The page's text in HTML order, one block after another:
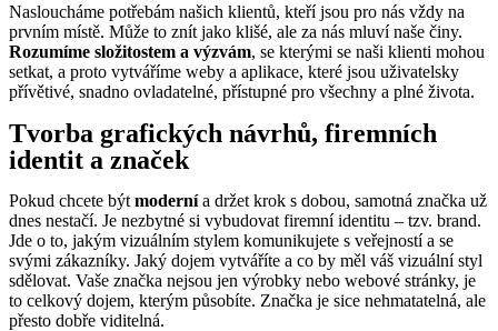
Nasloucháme potřebám našich klientů, kteří jsou pro nás vždy na
prvním místě. Může to znít jako klišé, ale za nás mluví naše činy.
Rozumíme složitostem a výzvám, se kterými se naši klienti mohou
setkat, a proto vytváříme weby a aplikace, které jsou uživatelsky
přívětivé, snadno ovladatelné, přístupné pro všechny a plné života.
Tvorba grafických návrhů, firemních
identit a značek
Pokud chcete být modernía držet krok s dobou, samotná značka už
dnes nestačí. Je nezbytné si vybudovat firemní identitu – tzv. brand.
Jde o to, jakým vizuálním stylem komunikujete s veřejností a se
svými zákazníky. Jaký dojem vytváříte a co by měl váš vizuální styl
sdělovat. Vaše značka nejsou jen výrobky nebo webové stránky, je
to celkový dojem, kterým působíte. Značka je sice nehmatatelná, ale
přesto dobře viditelná.